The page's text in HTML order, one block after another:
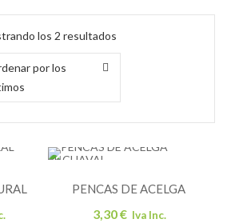
los 2 resultadosOrdenado
por
por los
EL CHAVAL
PENCAS DE ACELGA
3,30€ Iva Inc.